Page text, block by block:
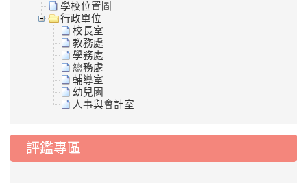
學校位置圖
行政單位
校長室
教務處
學務處
總務處
輔導室
幼兒園
人事與會計室
評鑑專區